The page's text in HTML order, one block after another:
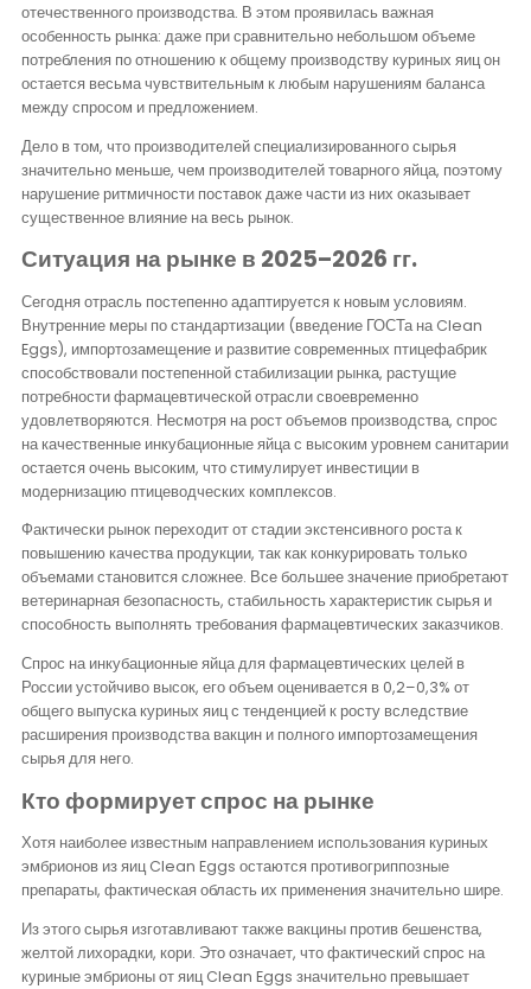
отечественного производства. В этом проявилась важная
особенность рынка: даже при сравнительно небольшом объеме
потребления по отношению к общему производству куриных яиц он
остается весьма чувствительным к любым нарушениям баланса
между спросом и предложением.
Дело в том, что производителей специализированного сырья
значительно меньше, чем производителей товарного яйца, поэтому
нарушение ритмичности поставок даже части из них оказывает
существенное влияние на весь рынок.
Ситуация на рынке в 2025–2026 гг.
Сегодня отрасль постепенно адаптируется к новым условиям.
Внутренние меры по стандартизации (введение ГОСТа на Clean
Eggs), импортозамещение и развитие современных птицефабрик
способствовали постепенной стабилизации рынка, растущие
потребности фармацевтической отрасли своевременно
удовлетворяются. Несмотря на рост объемов производства, спрос
на качественные инкубационные яйца с высоким уровнем санитарии
остается очень высоким, что стимулирует инвестиции в
модернизацию птицеводческих комплексов.
Фактически рынок переходит от стадии экстенсивного роста к
повышению качества продукции, так как конкурировать только
объемами становится сложнее. Все большее значение приобретают
ветеринарная безопасность, стабильность характеристик сырья и
способность выполнять требования фармацевтических заказчиков.
Спрос на инкубационные яйца для фармацевтических целей в
России устойчиво высок, его объем оценивается в 0,2–0,3% от
общего выпуска куриных яиц с тенденцией к росту вследствие
расширения производства вакцин и полного импортозамещения
сырья для него.
Кто формирует спрос на рынке
Хотя наиболее известным направлением использования куриных
эмбрионов из яиц Clean Eggs остаются противогриппозные
препараты, фактическая область их применения значительно шире.
Из этого сырья изготавливают также вакцины против бешенства,
желтой лихорадки, кори. Это означает, что фактический спрос на
куриные эмбрионы от яиц Clean Eggs значительно превышает